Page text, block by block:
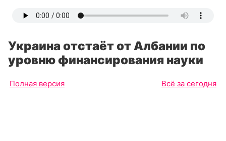
Украина отстаёт от Албании по
уровню финансирования науки
Полная версия Всё за сегодня